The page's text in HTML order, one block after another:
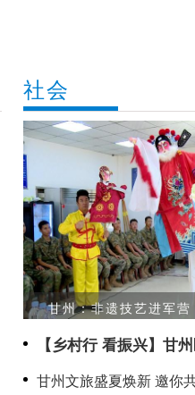
社会
甘州：非遗技艺进军
【乡村行 看振兴】甘
停歇 抢抓农时备栽忙
甘州文旅盛夏焕新 邀你